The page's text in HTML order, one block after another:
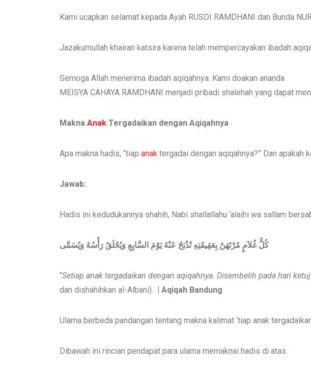
Kami ucapkan selamat kepada Ayah RUSDI RAMDHANI dan Bunda
Jazakumullah khairan katsira karena telah mempercayakan ibadah
Semoga Allah menerima ibadah aqiqahnya. Kami doakan ananda
MEISYA CAHAYA RAMDHANI menjadi pribadi shalehah yang dapat
Makna Anak Tergadaikan dengan Aqiqahnya
Apa makna hadis, “tiap anak tergadai dengan aqiqahnya?” Dan apakah
Jawab:
Hadis ini kedudukannya shahih, Nabi shallallahu ‘alaihi wa sallam
كُلُّ غُلاَمٍ مُرْتَهَنٌ بِعَقِيقَتِهِ تُذْبَحُ عَنْهُ يَوْمَ السَّابِعِ وَيُحْلَقُ رَأْسُهُ وَيُسَمَّى
“Setiap anak tergadaikan dengan aqiqahnya. Disembelih pada hari
dan dishahihkan al-Albani). | Aqiqah Bandung
Ulama berbeda pandangan tentang makna kalimat ‘tiap anak
Dibawah ini rincian pendapat para ulama memaknai hadis di atas